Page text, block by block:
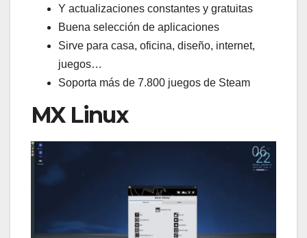
Y actualizaciones constantes y gratuitas
Buena selección de aplicaciones
Sirve para casa, oficina, diseño, internet,
juegos…
Soporta más de 7.800 juegos de Steam
MX Linux